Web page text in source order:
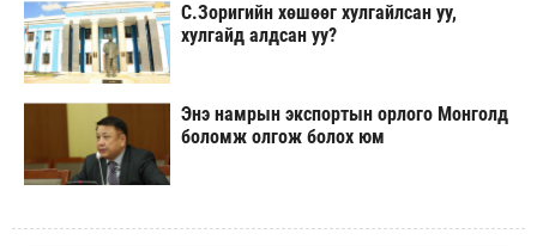
С.Зоригийн хөшөөг хулгайлсан уу,
хулгайд алдсан уу?
Энэ намрын экспортын орлого Монголд
боломж олгож болох юм